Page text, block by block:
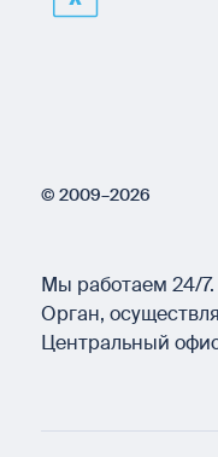
© 2009–2026
Мы работаем 24/7.
Орган,
Центральный